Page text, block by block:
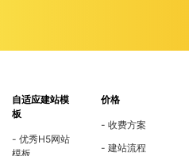
自适应建站模
板
优秀H5网站
模板
价格
收费方案
建站流程